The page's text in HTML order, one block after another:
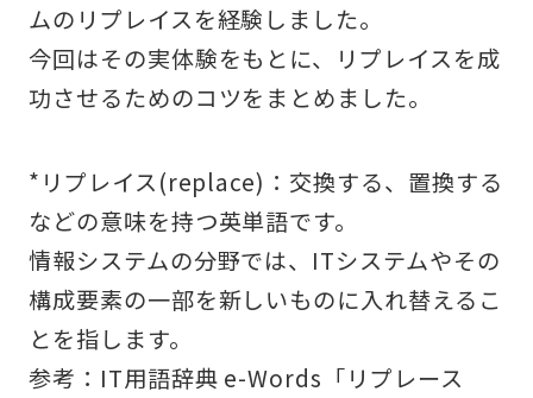
ムのリプレイスを経験しました。
今回はその実体験をもとに、リプレイスを成
功させるためのコツをまとめました。
*リプレイス(replace)：交換する、置換する
などの意味を持つ英単語です。
情報システムの分野では、ITシステムやその
構成要素の一部を新しいものに入れ替えるこ
とを指します。
参考： IT用語辞典 e-Words「リプレース